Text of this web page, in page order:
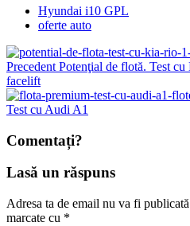
Hyundai i10 GPL
oferte auto
Precedent Potenţial de flotă. Test
facelift
Test cu Audi A1
Comentați?
Lasă un răspuns
Adresa ta de email nu va fi
marcate cu *